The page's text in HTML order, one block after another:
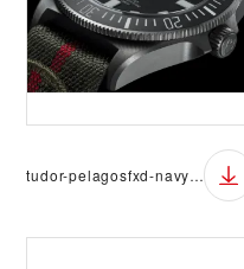
tudor-pelagosfxd-navy-05